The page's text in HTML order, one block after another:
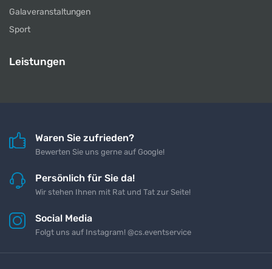
Galaveranstaltungen
Sport
Leistungen
Waren Sie zufrieden?
Bewerten Sie uns gerne auf Google!
Persönlich für Sie da!
Wir stehen Ihnen mit Rat und Tat zur Seite!
Social Media
Folgt uns auf Instagram! @cs.eventservice